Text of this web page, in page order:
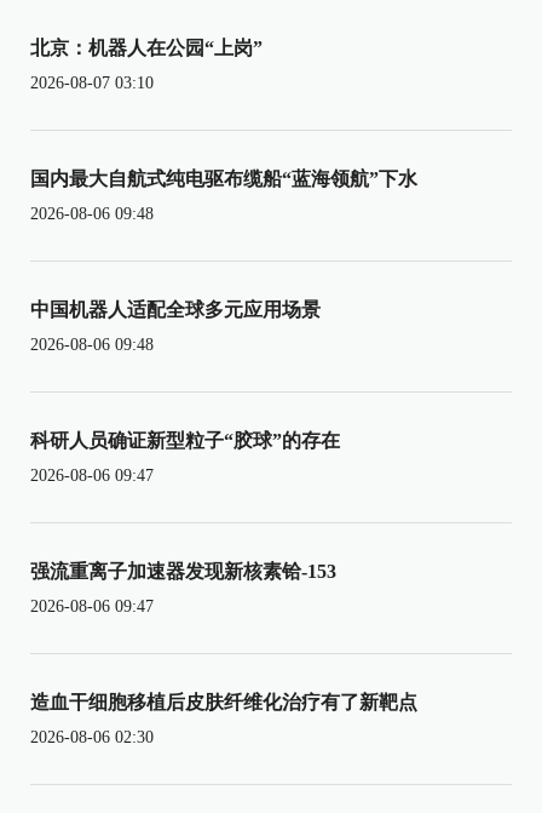
北京：机器人在公园“上岗”
2026-08-07 03:10
国内最大自航式纯电驱布缆船“蓝海领航”下水
2026-08-06 09:48
中国机器人适配全球多元应用场景
2026-08-06 09:48
科研人员确证新型粒子“胶球”的存在
2026-08-06 09:47
强流重离子加速器发现新核素铪-153
2026-08-06 09:47
造血干细胞移植后皮肤纤维化治疗有了新靶点
2026-08-06 02:30